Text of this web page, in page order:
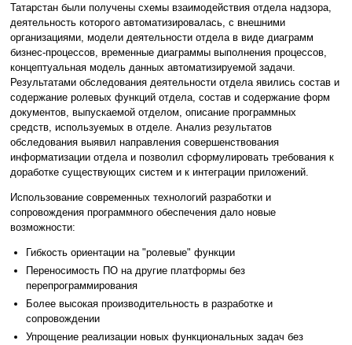
Татарстан были получены схемы взаимодействия отдела надзора,
деятельность которого автоматизировалась, с внешними
организациями, модели деятельности отдела в виде диаграмм
бизнес-процессов, временные диаграммы выполнения процессов,
концептуальная модель данных автоматизируемой задачи.
Результатами обследования деятельности отдела явились состав и
содержание ролевых функций отдела, состав и содержание форм
документов, выпускаемой отделом, описание программных
средств, используемых в отделе. Анализ результатов
обследования выявил направления совершенствования
информатизации отдела и позволил сформулировать требования к
доработке существующих систем и к интеграции приложений.
Использование современных технологий разработки и
сопровождения программного обеспечения дало новые
возможности:
Гибкость ориентации на "ролевые" функции
Переносимость ПО на другие платформы без
перепрограммирования
Более высокая производительность в разработке и
сопровождении
Упрощение реализации новых функциональных задач без